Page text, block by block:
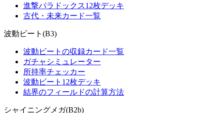
進撃パラドックス12枚デッキ
古代・未来カード一覧
波動ビート(B3)
波動ビートの収録カード一覧
ガチャシミュレーター
所持率チェッカー
波動ビート12枚デッキ
結界のフィールドの計算方法
シャイニングメガ(B2b)